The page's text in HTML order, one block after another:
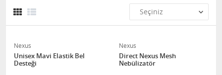
Nexus
Unisex Mavi Elastik Bel
Desteği
Nexus
Direct Nexus Mesh
Nebülizatör